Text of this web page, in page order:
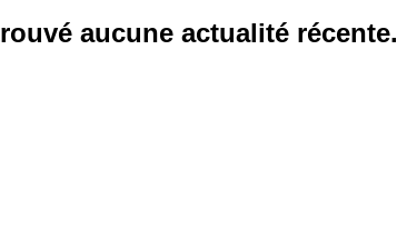
aucune actualité récente.